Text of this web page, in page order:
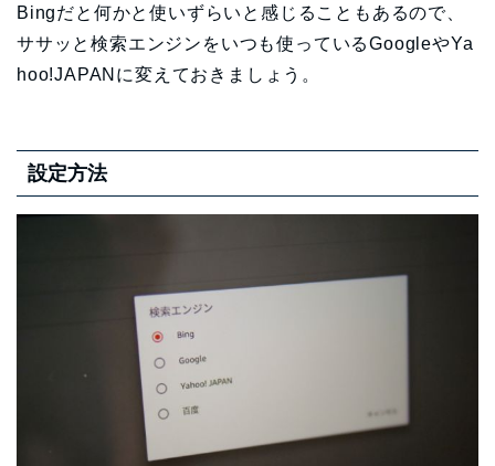
Bingだと何かと使いずらいと感じることもあるので、
ササッと検索エンジンをいつも使っているGoogleやYa
hoo!JAPANに変えておきましょう。
設定方法